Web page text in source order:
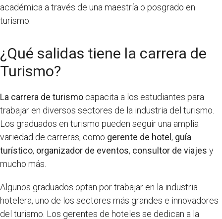
académica a través de una maestría o posgrado en
turismo.
¿Qué salidas tiene la carrera de
Turismo?
La carrera de turismo capacita a los estudiantes para
trabajar en diversos sectores de la industria del turismo.
Los graduados en turismo pueden seguir una amplia
variedad de carreras, como gerente de hotel , guía
turístico, organizador de eventos, consultor de viajes y
mucho más.
Algunos graduados optan por trabajar en la industria
hotelera, uno de los sectores más grandes e innovadores
del turismo. Los gerentes de hoteles se dedican a la